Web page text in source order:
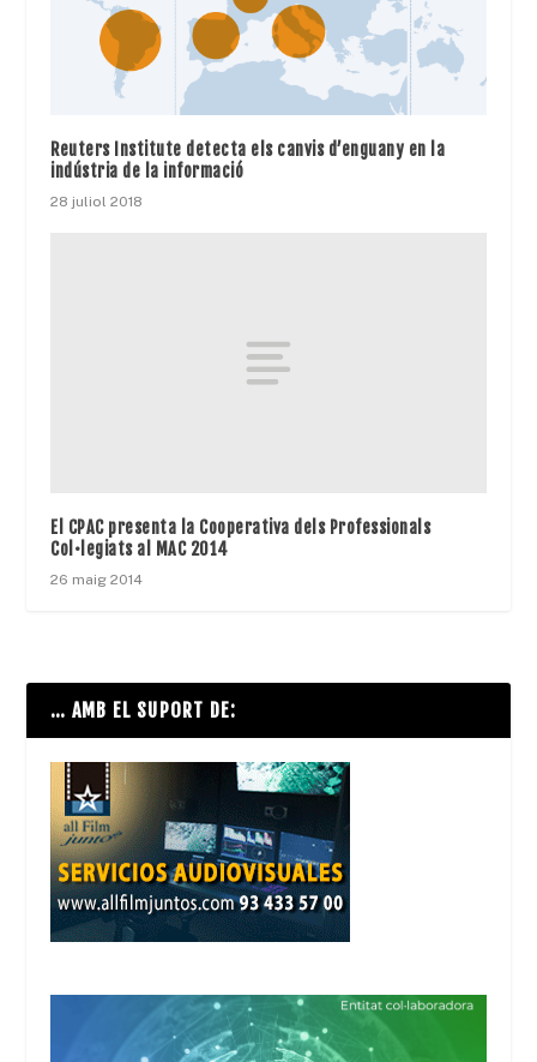
Reuters Institute detecta els canvis d’enguany en la
indústria de la informació
28 juliol 2018
El CPAC presenta la Cooperativa dels Professionals
Col•legiats al MAC 2014
26 maig 2014
… AMB EL SUPORT DE: